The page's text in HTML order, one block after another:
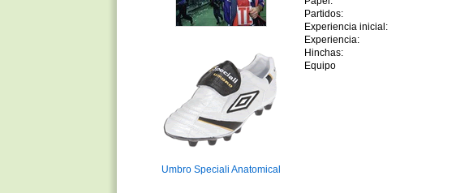
Umbro Speciali Anatomical
Partidos:
Experiencia inicial:
Experiencia:
Hinchas:
Equipo